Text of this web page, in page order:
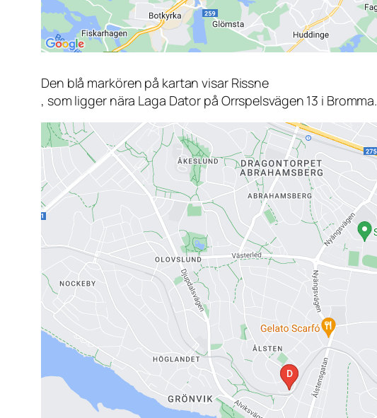
Den blå markören på kartan visar Rissne
, som ligger nära Laga Dator på Orrspelsvägen 13 i Bromma.